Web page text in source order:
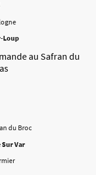
Loup
au Safran du
du Broc
Sur Var